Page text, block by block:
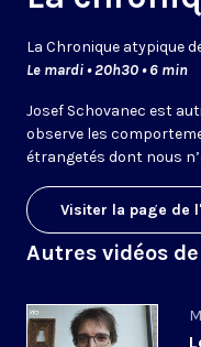
La Chronique atypique
Le mardi • 20h30 • 6 min
Josef Schovanec est
observe les
étrangetés dont nous
Visiter la page de
Autres vidéos